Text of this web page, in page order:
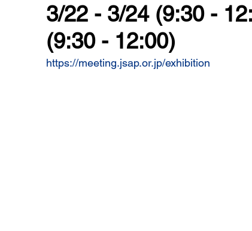
3/22 - 3/24
(9:30 - 12:00)
https://meeting.jsap.or.jp/exhibition